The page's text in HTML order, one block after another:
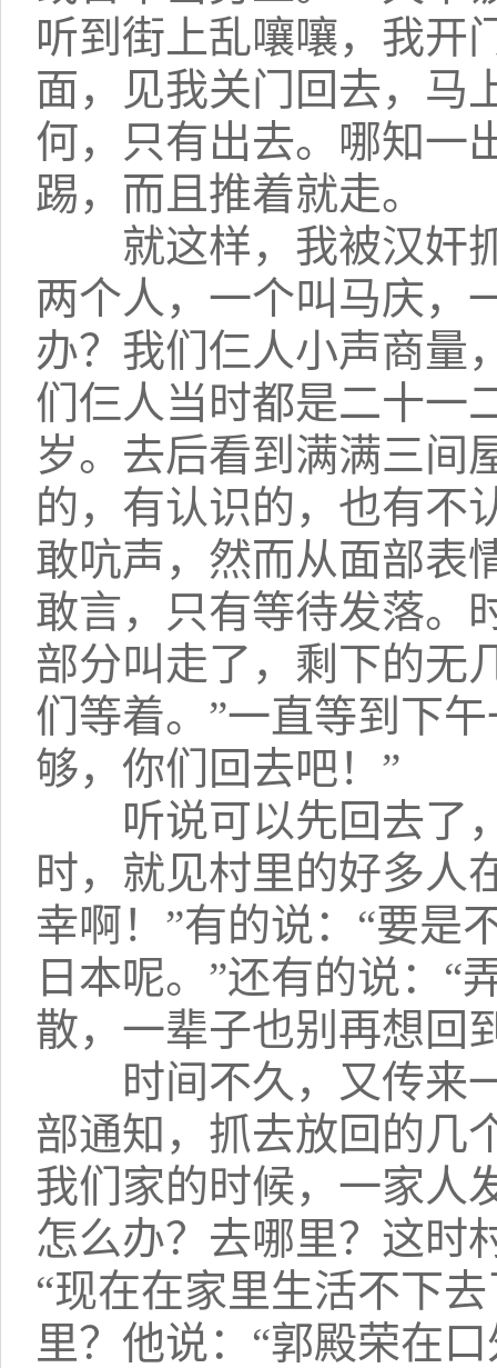
听到街上乱嚷嚷，我开
面，见我关门回去，马
何，只有出去。哪知一
踢，而且推着就走。
就这样，我被汉奸抓
两个人，一个叫马庆，
办？我们仨人小声商量
们仨人当时都是二十一
岁。去后看到满满三间
的，有认识的，也有不
敢吭声，然而从面部表
敢言，只有等待发落。
部分叫走了，剩下的无
们等着。”一直等到下
够，你们回去吧！”
听说可以先回去了，
时，就见村里的好多人
幸啊！”有的说：“要是
日本呢。”还有的说：“
散，一辈子也别再想回
时间不久，又传来一
部通知，抓去放回的几
我们家的时候，一家人
怎么办？去哪里？这时
“现在在家里生活不下
里？他说：“郭殿荣在